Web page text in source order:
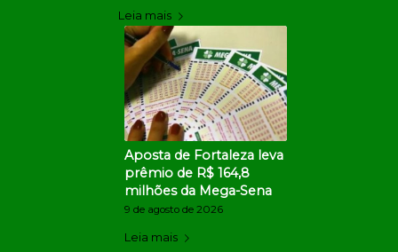
Leia mais
Aposta de Fortaleza leva
prêmio de R$ 164,8
milhões da Mega-Sena
9 de agosto de 2026
Leia mais